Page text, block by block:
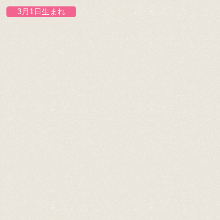
3月1日生まれ